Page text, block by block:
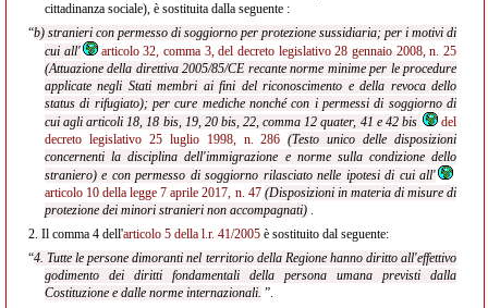
cittadinanza sociale), è sostituita dalla seguente :
“b) stranieri con permesso di soggiorno per protezione sussidiaria; per i motivi di
cui all'
articolo 32, comma 3, del decreto legislativo 28 gennaio 2008, n. 25
(Attuazione della direttiva 2005/85/CE recante norme minime per le procedure
applicate negli Stati membri ai fini del riconoscimento e della revoca dello
status di rifugiato); per cure mediche nonché con i permessi di soggiorno di
cui agli articoli 18, 18 bis, 19, 20 bis, 22, comma 12 quater, 41 e 42 bis
del
decreto legislativo 25 luglio 1998, n. 286 (Testo unico delle disposizioni
concernenti la disciplina dell'immigrazione e norme sulla condizione dello
straniero) e con permesso di soggiorno rilasciato nelle ipotesi di cui all'
articolo 10 della legge 7 aprile 2017, n. 47 (Disposizioni in materia di misure di
protezione dei minori stranieri non accompagnati) .
2. Il comma 4 dell'articolo 5 della l.r. 41/2005 è sostituito dal seguente:
“4. Tutte le persone dimoranti nel territorio della Regione hanno diritto all'effettivo
godimento dei diritti fondamentali della persona umana previsti dalla
Costituzione e dalle norme internazionali. ”.